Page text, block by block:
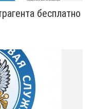
бесплатно